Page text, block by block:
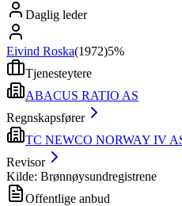
Daglig leder
Eivind Roska(1972)5%
Tjenesteytere
ABACUS RATIO AS
Regnskapsfører
TC NEWCO NORWAY IV
Revisor
Kilde: Brønnøysundregistrene
Offentlige anbud